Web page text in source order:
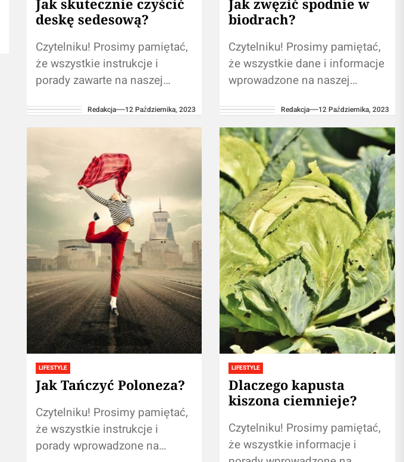
Jak skutecznie czyścić
deskę sedesową?
Czytelniku! Prosimy pamiętać,
że wszystkie instrukcje i
porady zawarte na naszej
samodzielnej konsultacji ze
fachowcem/lekarzem. Branie
zawartych na naszym...
Redakcja 12 Października, 2023
Jak zwęzić spodnie w
biodrach?
Czytelniku! Prosimy pamiętać,
że wszystkie dane i informacje
wprowadzone na naszej
konsultacji ze
specjalistą/profesjonalistą.
Branie przykładu z treści
umieszczonych na naszym...
Redakcja 12 Października, 2023
LIFESTYLE
Jak Tańczyć Poloneza?
Czytelniku! Prosimy pamiętać,
że wszystkie instrukcje i
porady wprowadzone na
LIFESTYLE
Dlaczego kapusta
kiszona ciemnieje?
Czytelniku! Prosimy pamiętać,
że wszystkie informacje i